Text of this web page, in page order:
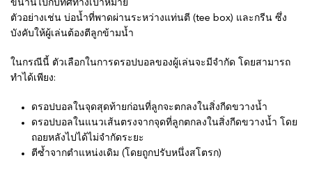
ขนานไปกับทิศทางเป้าหมาย
ตัวอย่างเช่น บ่อน้ำที่พาดผ่านระหว่างแท่นตี (tee box) และกรีน ซึ่ง
บังคับให้ผู้เล่นต้องตีลูกข้ามน้ำ
ในกรณีนี้ ตัวเลือกในการดรอปบอลของผู้เล่นจะมีจำกัด โดยสามารถ
ทำได้เพียง:
ดรอปบอลในจุดสุดท้ายก่อนที่ลูกจะตกลงในสิ่งกีดขวางน้ำ
ดรอปบอลในแนวเส้นตรงจากจุดที่ลูกตกลงในสิ่งกีดขวางน้ำ โดย
ถอยหลังไปได้ไม่จำกัดระยะ
ตีซ้ำจากตำแหน่งเดิม (โดยถูกปรับหนึ่งสโตรก)